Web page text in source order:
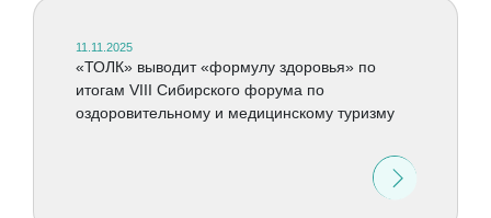
11.11.2025
«ТОЛК» выводит «формулу здоровья» по
итогам VIII Сибирского форума по
оздоровительному и медицинскому туризму